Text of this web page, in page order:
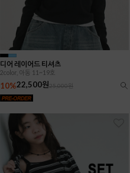
디어 레이어드 티셔츠
2color, 아동 11~19호
10%22,500원25,000원